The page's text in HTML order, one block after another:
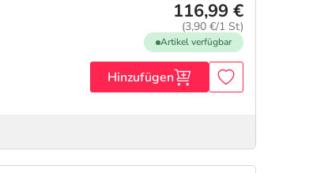
116,99 €
(3,90 €/1 St)
Artikel verfügbar
Hinzufügen